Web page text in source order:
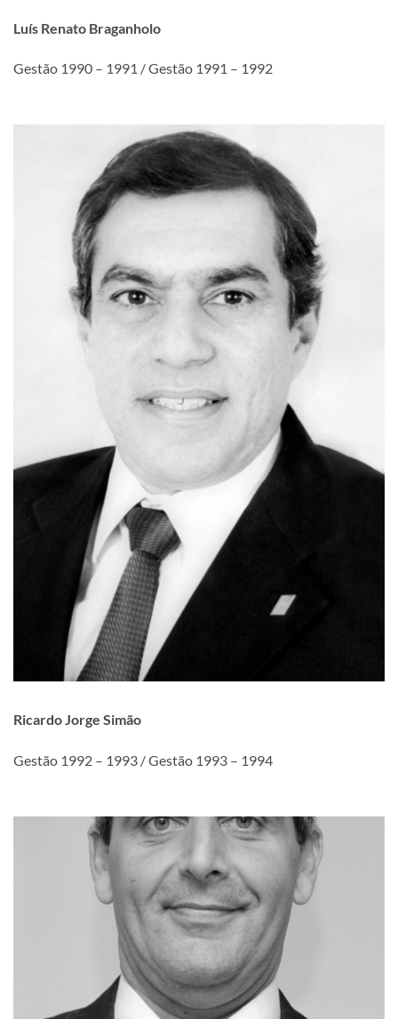
Luís Renato Braganholo
Gestão 1990 – 1991 / Gestão 1991 – 1992
Ricardo Jorge Simão
Gestão 1992 – 1993 / Gestão 1993 – 1994